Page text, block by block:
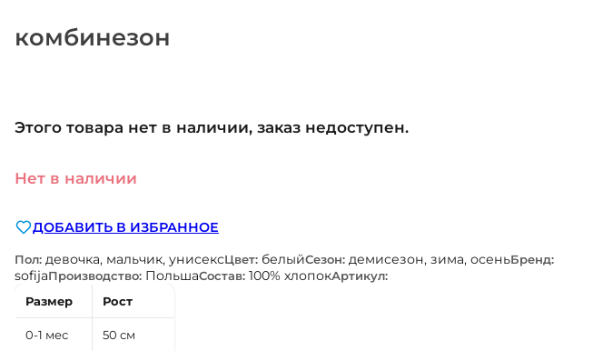
комбинезон
Этого товара нет в наличии, заказ недоступен.
Нет в наличии
ДОБАВИТЬ В ИЗБРАННОЕ
Пол: девочка, мальчик, унисексЦвет: белыйСезон: демисезон, зима, осеньБренд:
sofijaПроизводство: ПольшаСостав: 100% хлопокАртикул:
Размер
Рост
0-1 мес 50 см